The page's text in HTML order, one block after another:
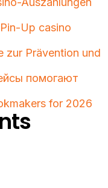
Up casino
zur Prävention und
помогают
for 2026